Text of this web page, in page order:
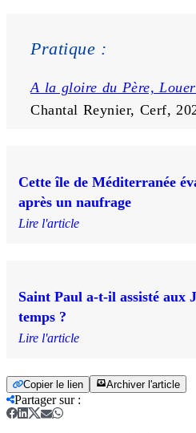
Pratique :
A la gloire du Père,
Chantal Reynier, Cerf,
Cette île de Méditerranée
après un naufrage
Lire l'article
Saint Paul a-t-il assisté aux
temps ?
Lire l'article
Copier le lien Archiver l'article
Partager sur: